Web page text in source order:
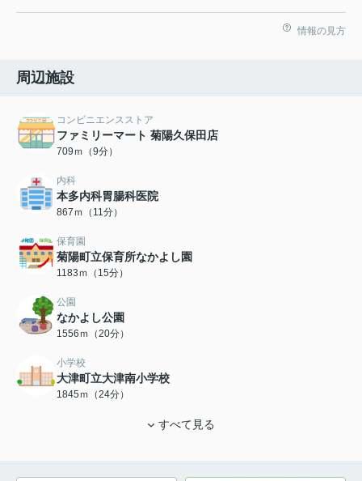
情報の見方
周辺施設
コンビニエンスストア
ファミリーマート 菊陽久保田店
709ｍ（9分）
内科
本多内科胃腸科医院
867ｍ（11分）
保育園
菊陽町立保育所なかよし園
1183ｍ（15分）
公園
なかよし公園
1556ｍ（20分）
小学校
大津町立大津南小学校
1845ｍ（24分）
すべて見る